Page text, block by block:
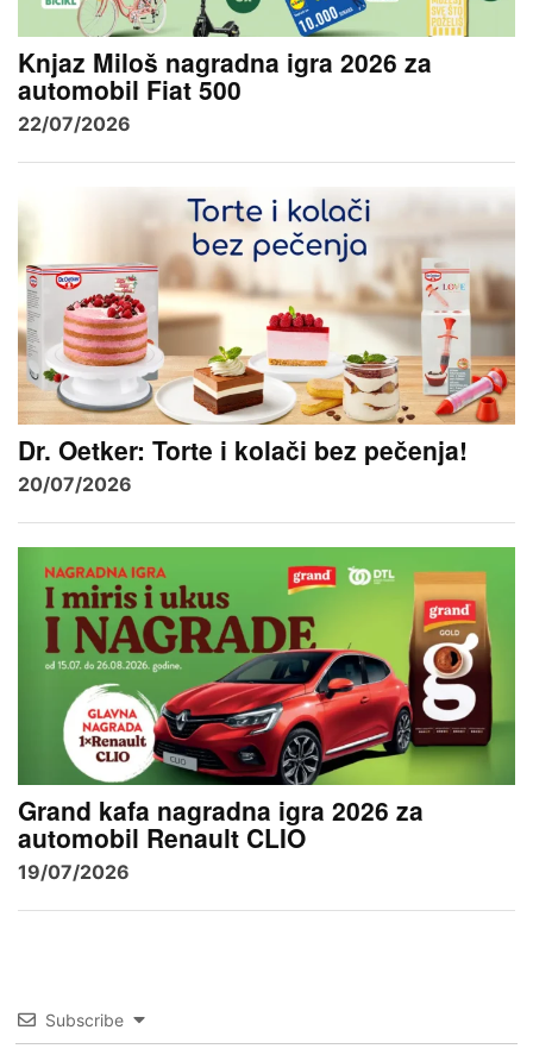
Knjaz Miloš nagradna igra 2026 za
automobil Fiat 500
22/07/2026
Dr. Oetker: Torte i kolači bez pečenja!
20/07/2026
Grand kafa nagradna igra 2026 za
automobil Renault CLIO
19/07/2026
Subscribe